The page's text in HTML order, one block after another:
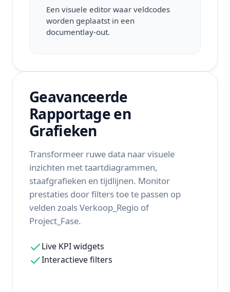
Een visuele editor waar veldcodes
worden geplaatst in een
documentlay-out.
Geavanceerde
Rapportage en
Grafieken
Transformeer ruwe data naar visuele
inzichten met taartdiagrammen,
staafgrafieken en tijdlijnen. Monitor
prestaties door filters toe te passen op
velden zoals Verkoop_Regio of
Project_Fase.
Live KPI widgets
Interactieve filters